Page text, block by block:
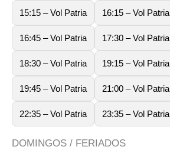
15:15 – Vol Patria 16:15 – Vol Patria
16:45 – Vol Patria 17:30 – Vol Patria
18:30 – Vol Patria 19:15 – Vol Patria
19:45 – Vol Patria 21:00 – Vol Patria
22:35 – Vol Patria 23:35 – Vol Patria
DOMINGOS / FERIADOS